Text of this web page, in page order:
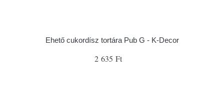
Ehető cukordísz tortára Pub G - K-Decor
2 635 Ft